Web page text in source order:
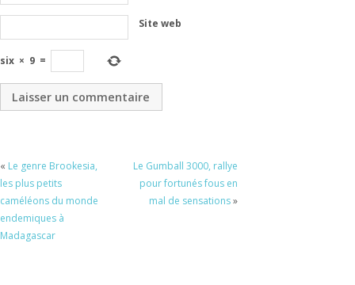
Site web
six × 9 =
« Le genre Brookesia,
les plus petits
caméléons du monde
endemiques à
Madagascar
Le Gumball 3000, rallye
pour fortunés fous en
mal de sensations»